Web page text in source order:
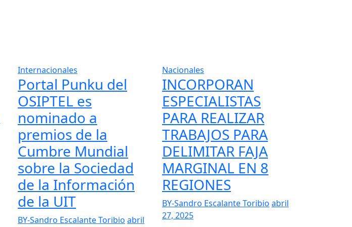
Internacionales
Portal Punku del
OSIPTEL es
nominado a
premios de la
Cumbre Mundial
sobre la Sociedad
de la Información
de la UIT
BY-Sandro Escalante Toribio abril
Nacionales
INCORPORAN
ESPECIALISTAS
PARA REALIZAR
TRABAJOS PARA
DELIMITAR FAJA
MARGINAL EN 8
REGIONES
BY-Sandro Escalante Toribio abril
27, 2025